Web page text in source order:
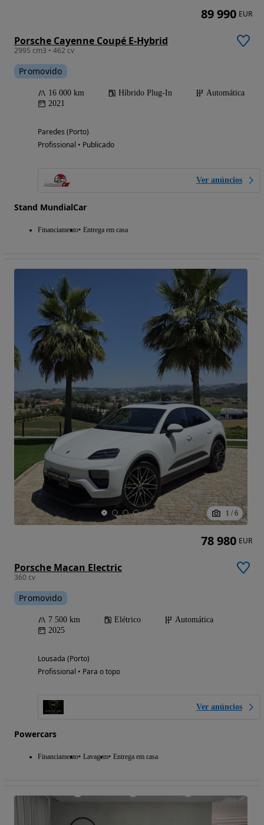
Porsche Cayenne Coupé E-Hybrid
2995 cm3 • 462 cv
Promovido
16 000 km Híbrido Plug-In
Automática
2021
Paredes (Porto)
Profissional • Publicado
Ver anúncios
Stand MundialCar
Financiamento Entrega em casa
89 990 EUR
1 / 6
Porsche Macan Electric
360 cv
Promovido
7 500 km Elétrico
Automática
2025
Lousada (Porto)
Profissional • Para o topo
Ver anúncios
Powercars
Financiamento Lavagem Entrega em casa
78 980 EUR